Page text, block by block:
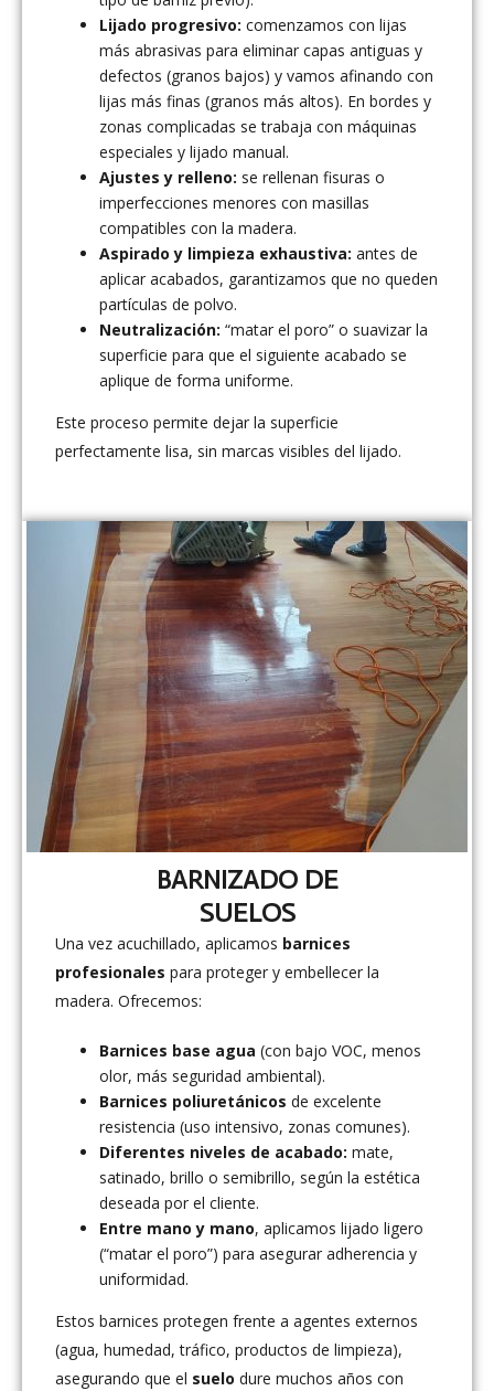
Lijado progresivo: comenzamos con lijas
más abrasivas para eliminar capas antiguas y
defectos (granos bajos) y vamos afinando con
lijas más finas (granos más altos). En bordes y
zonas complicadas se trabaja con máquinas
especiales y lijado manual.
Ajustes y relleno: se rellenan fisuras o
imperfecciones menores con masillas
compatibles con la madera.
Aspirado y limpieza exhaustiva: antes de
aplicar acabados, garantizamos que no queden
partículas de polvo.
Neutralización: “matar el poro” o suavizar la
superficie para que el siguiente acabado se
aplique de forma uniforme.
Este proceso permite dejar la superficie
perfectamente lisa, sin marcas visibles del lijado.
BARNIZADO DE
SUELOS
Una vez acuchillado, aplicamos barnices
profesionales para proteger y embellecer la
madera. Ofrecemos:
Barnices base agua (con bajo VOC, menos
olor, más seguridad ambiental).
Barnices poliuretánicos de excelente
resistencia (uso intensivo, zonas comunes).
Diferentes niveles de acabado: mate,
satinado, brillo o semibrillo, según la estética
deseada por el cliente.
Entre mano y mano, aplicamos lijado ligero
(“matar el poro”) para asegurar adherencia y
uniformidad.
Estos barnices protegen frente a agentes externos
(agua, humedad, tráfico, productos de limpieza),
asegurando que el suelo dure muchos años con